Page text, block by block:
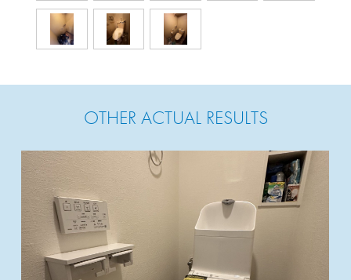
OTHER ACTUAL RESULTS